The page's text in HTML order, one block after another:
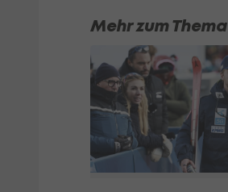
Mehr zum Thema